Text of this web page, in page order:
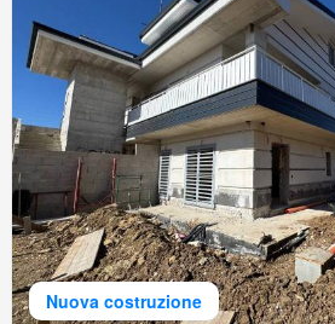
Nuova costruzione